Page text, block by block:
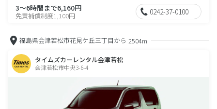
3～6時間まで6,160円
免責補償制度1,100円 0242-37-0100
福島県会津若松市花見ケ丘三丁目から 2504m
タイムズカーレンタル会津若松
会津若松市中央3-6-4